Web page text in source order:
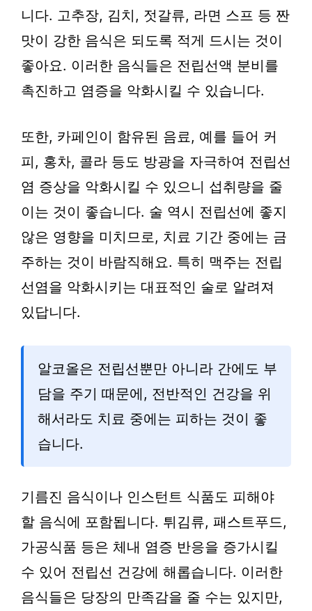
니다. 고추장, 김치, 젓갈류, 라면 스프 등 짠
맛이 강한 음식은 되도록 적게 드시는 것이
좋아요. 이러한 음식들은 전립선액 분비를
촉진하고 염증을 악화시킬 수 있습니다.
또한, 카페인이 함유된 음료, 예를 들어 커
피, 홍차, 콜라 등도 방광을 자극하여 전립선
염 증상을 악화시킬 수 있으니 섭취량을 줄
이는 것이 좋습니다. 술 역시 전립선에 좋지
않은 영향을 미치므로, 치료 기간 중에는 금
주하는 것이 바람직해요. 특히 맥주는 전립
선염을 악화시키는 대표적인 술로 알려져
있답니다.
알코올은 전립선뿐만 아니라 간에도 부
담을 주기 때문에, 전반적인 건강을 위
해서라도 치료 중에는 피하는 것이 좋
습니다.
기름진 음식이나 인스턴트 식품도 피해야
할 음식에 포함됩니다. 튀김류, 패스트푸드,
가공식품 등은 체내 염증 반응을 증가시킬
수 있어 전립선 건강에 해롭습니다. 이러한
음식들은 당장의 만족감을 줄 수는 있지만,